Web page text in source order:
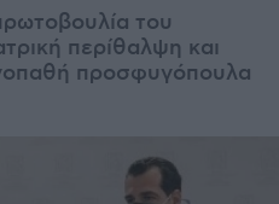
του
περίθαλψη και
προσφυγόπουλα